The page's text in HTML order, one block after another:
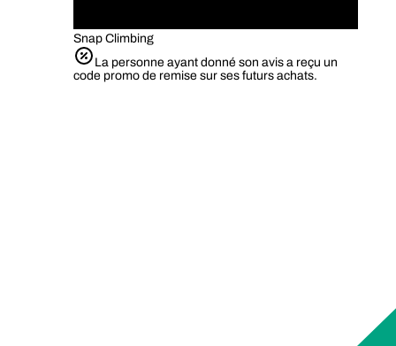
Snap Climbing
La personne ayant donné son avis a reçu un
code promo de remise sur ses futurs achats.